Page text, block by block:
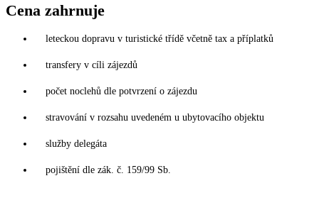
Cena zahrnuje
leteckou dopravu v turistické třídě včetně tax a příplatků
transfery v cíli zájezdů
počet noclehů dle potvrzení o zájezdu
stravování v rozsahu uvedeném u ubytovacího objektu
služby delegáta
pojištění dle zák. č. 159/99 Sb.